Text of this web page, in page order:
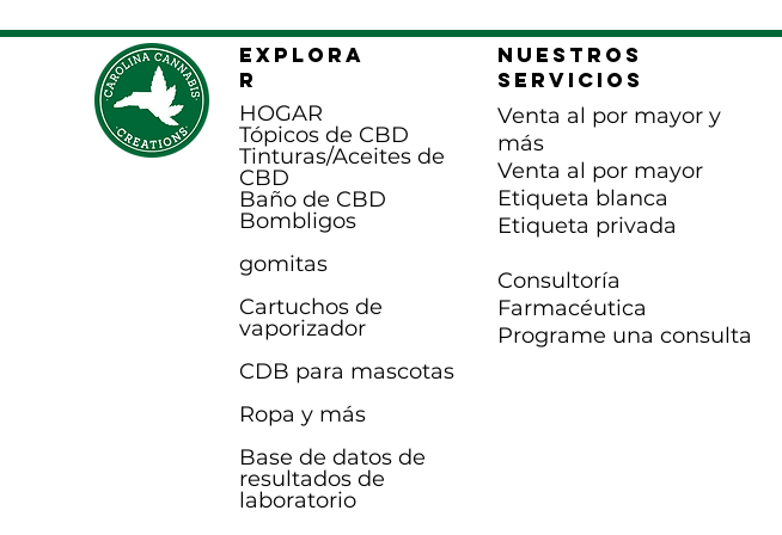
EXPLORA
R
HOGAR
Tópicos de CBD
Tinturas/Aceites de
CBD
Baño de CBD
Bombligos
gomitas
Cartuchos de
vaporizador
CDB para mascotas
Ropa y más
Base de datos de
resultados de
laboratorio
Nuestros
servicios
Venta al por mayor y
más
Venta al por mayor
Etiqueta blanca
Etiqueta privada
Consultoría
Farmacéutica
Programe una consulta